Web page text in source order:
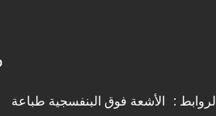
الروابط : الأشعة فوق البنفسجية طباعة